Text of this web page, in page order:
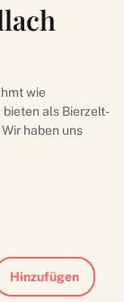
wie
als Bierzelt-
haben uns
Hinzufügen